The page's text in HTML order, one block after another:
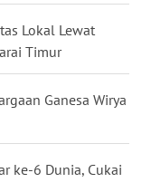
Lokal Lewat
Timur
Ganesa Wirya
ke-6 Dunia, Cukai